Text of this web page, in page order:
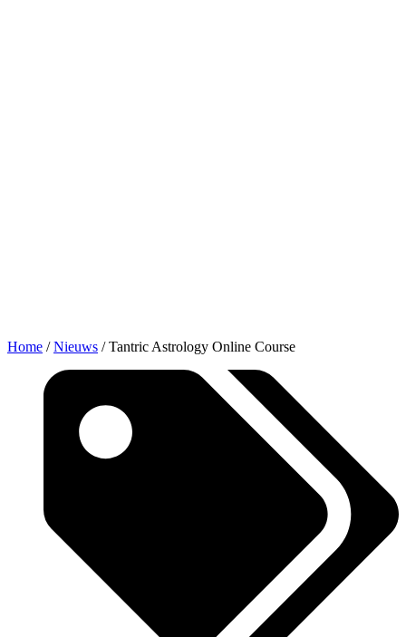
Home /Nieuws /Tantric Astrology Online Course